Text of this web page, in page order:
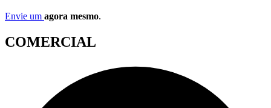
Envie um agora mesmo.
COMERCIAL